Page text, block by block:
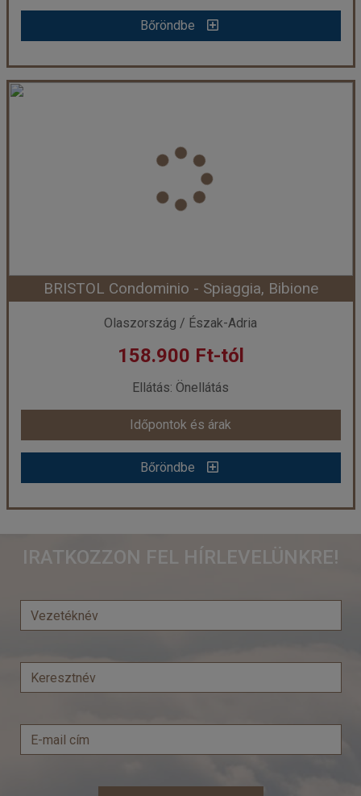
Bőröndbe
Bőröndbe
Villaggio LA FENICE - Bibione, Lido dei Pini
Város:Bibione
Utazás módja:
Egyénileg
Önellátás
Szálláskategória: Apartman
Szobatípus:
Időpont: 2026-08-08 | 7 éj
már 237.900 Ft-tól
Időpontok és árak
Bőröndbe
BRISTOL Condominio - Spiaggia, Bibione
Olaszország / Észak-Adria
158.900 Ft-tól
Ellátás: Önellátás
Időpontok és árak
Bőröndbe
Város:Bibione Spiaggia
Időtartam:7 éj
IRATKOZZON FEL HÍRLEVELÜNKRE!